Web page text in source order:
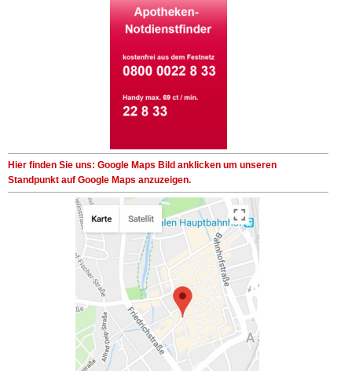
Hier finden Sie uns: Google Maps Bild anklicken um unseren
Standpunkt auf Google Maps anzuzeigen.